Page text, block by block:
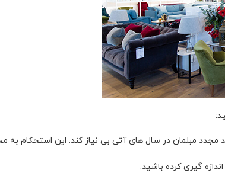
مجدد مبلمان در سال های آتی بی نیاز کند. این استحکام به
گیری کرده باشید.